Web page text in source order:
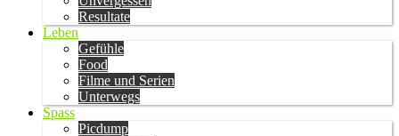
Resultate
Leben
Gefühle
Food
Filme und Serien
Unterwegs
Spass
Picdump